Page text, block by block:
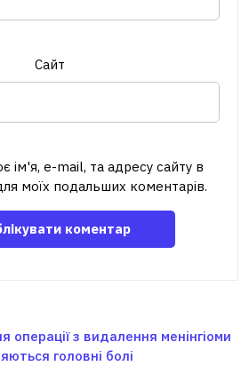
Сайт
ім'я, e-mail, та адресу сайту в
моїх подальших коментарів.
операції з видалення менінгіоми
головні болі